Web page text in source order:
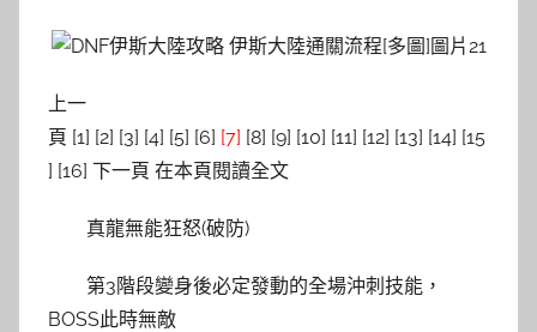
上一
頁 [1] [2] [3] [4] [5] [6] [7] [8] [9] [10] [11] [12] [13] [14] [15
] [16] 下一頁 在本頁閱讀全文
真龍無能狂怒(破防)
第3階段變身後必定發動的全場沖刺技能，
BOSS此時無敵